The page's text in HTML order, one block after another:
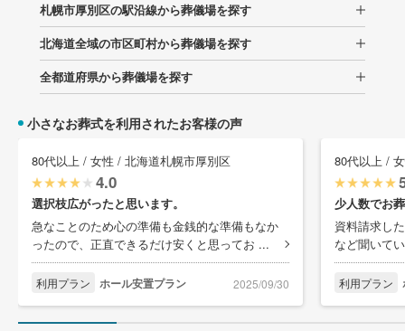
札幌市厚別区の駅沿線から葬儀場を探す
北海道全域の市区町村から葬儀場を探す
全都道府県から葬儀場を探す
小さなお葬式を利用されたお客様の声
80代以上 / 女性 / 北海道札幌市厚別区
4.0
選択枝広がったと思います。
急なことのため心の準備も金銭的な準備もなか
ったので、正直できるだけ安くと思ってお ...
利用プラン ホール安置プラン 2025/09/30
80代以上 /
少人数でお
資料請求し
など聞いて
利用プラン